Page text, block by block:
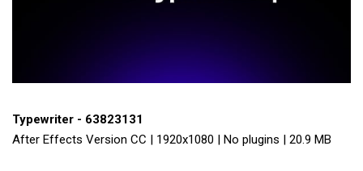
Typewriter - 63823131
After Effects Version CC | 1920x1080 | No plugins | 20.9 MB